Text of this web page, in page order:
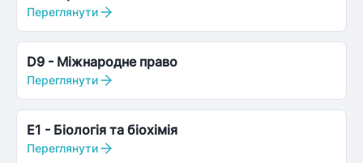
Переглянути
D9 - Міжнародне право
Переглянути
E1 - Біологія та біохімія
Переглянути